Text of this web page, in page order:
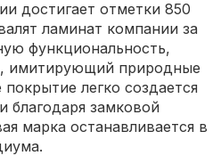
достигает отметки 850
ламинат компании за
функциональность,
имитирующий природные
легко создается
благодаря замковой
марка останавливается в